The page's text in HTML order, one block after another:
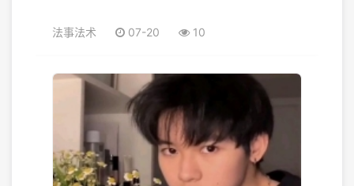
法事法术 07-20 10